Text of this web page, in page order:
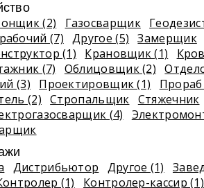
(2) Газосварщик
(7) Другое (5) Замерщик
(1) Крановщик (1)
(7) Облицовщик (2)
(3) Проектировщик (1) Прораб
(2) Стропальщик Стяжечник
(4)
Дистрибьютор Другое (1)
(1) Контролер-кассир (1)